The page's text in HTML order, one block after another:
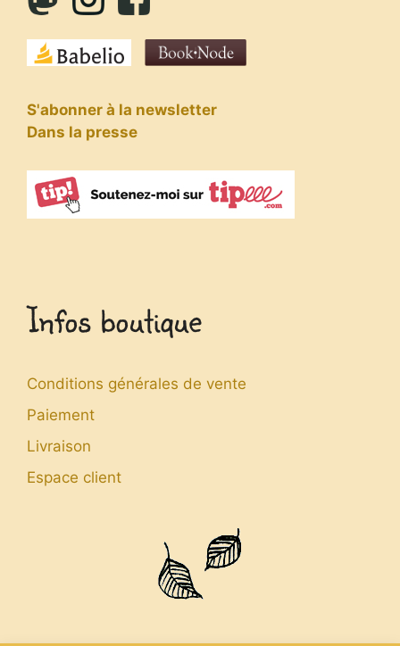
S'abonner à la newsletter
Dans la presse
Infos boutique
Conditions générales de vente
Paiement
Livraison
Espace client